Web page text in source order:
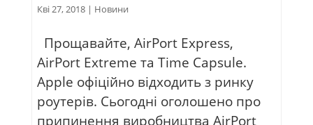
Кві 27, 2018| Новини
Прощавайте, AirPort Express,
AirPort Extreme та Time Capsule.
Apple офіційно відходить з ринку
роутерів. Сьогодні оголошено про
припинення виробництва AirPort